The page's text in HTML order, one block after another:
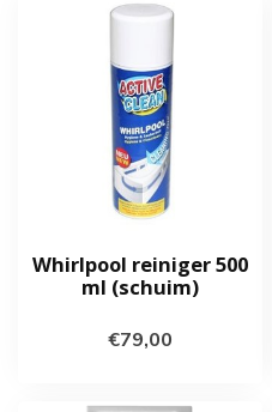
Whirlpool reiniger 500
ml (schuim)
€79,00